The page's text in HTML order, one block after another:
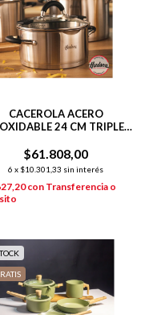
CACEROLA ACERO
24 CM TRIPLE
PLATEADO
$61.808,00
6 x $10.301,33 sin interés
con Transferencia o